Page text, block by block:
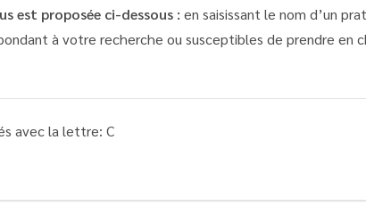
est proposée ci-dessous : en saisissant le nom d’un
à votre recherche ou susceptibles de prendre
avec la lettre: C